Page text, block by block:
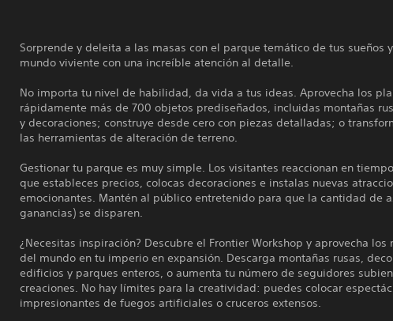
Sorprende y deleita a las masas con el parque temático de tus sueños
mundo viviente con una increíble atención al detalle.
No importa tu nivel de habilidad, da vida a tus ideas. Aprovecha los
rápidamente más de 700 objetos prediseñados, incluidas montañas
y decoraciones; construye desde cero con piezas detalladas; o
las herramientas de alteración de terreno.
Gestionar tu parque es muy simple. Los visitantes reaccionan en
que estableces precios, colocas decoraciones e instalas nuevas
emocionantes. Mantén al público entretenido para que la cantidad de
ganancias) se disparen.
¿Necesitas inspiración? Descubre el Frontier Workshop y aprovecha los
del mundo en tu imperio en expansión. Descarga montañas rusas,
edificios y parques enteros, o aumenta tu número de seguidores
creaciones. No hay límites para la creatividad: puedes colocar
impresionantes de fuegos artificiales o cruceros extensos.